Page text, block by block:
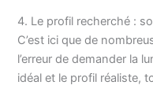
4. Le profil recherché :
C’est ici que de
l’erreur de demander la
idéal et le profil réaliste,